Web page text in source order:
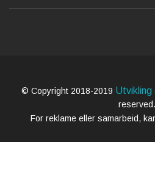
© Copyright 2018-2019 Utvikling
reserved.
For reklame eller samarbeid,